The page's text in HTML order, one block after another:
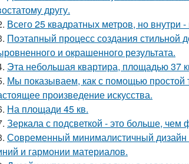
другу.
Всего 25 квадратных метров, но внутри
Поэтапный процесс создания стильной
и окрашенного результата.
Эта небольшая квартира, площадью 37
Мы показываем, как с помощью простой
произведение искусства.
На площади 45 кв.
Зеркала с подсветкой - это больше,
Современный минималистичный дизайн
и гармонии материалов.